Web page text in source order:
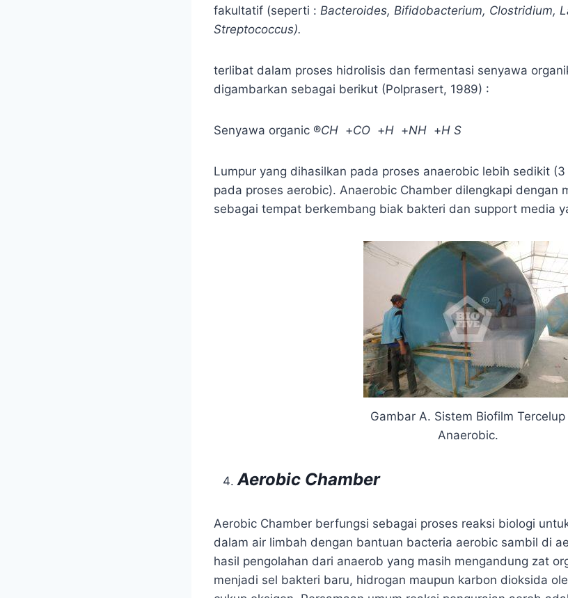
fakultatif (seperti : Bacteroides, Bifidobacterium, Clostridium,
Streptococcus).
terlibat dalam proses hidrolisis dan fermentasi senyawa
digambarkan sebagai berikut (Polprasert, 1989) :
Senyawa organic ®CH ­ +CO ­ +H ­ +NH ­ +H S
Lumpur yang dihasilkan pada proses anaerobic lebih sedikit
pada proses aerobic). Anaerobic Chamber dilengkapi dengan
sebagai tempat berkembang biak bakteri dan support media
Gambar A. Sistem Biofilm Tercelup
Anaerobic.
Aerobic Chamber
Aerobic Chamber berfungsi sebagai proses reaksi biologi
dalam air limbah dengan bantuan bacteria aerobic sambil di
hasil pengolahan dari anaerob yang masih mengandung zat
menjadi sel bakteri baru, hidrogan maupun karbon dioksida